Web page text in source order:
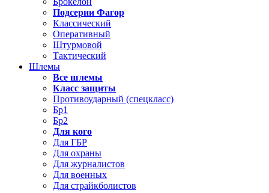
Подсерии Фагор
Классический
Оперативный
Штурмовой
Тактический
Шлемы
Все шлемы
Класс защиты
Противоударный (спецкласс)
Бр1
Бр2
Для кого
Для ГБР
Для охраны
Для журналистов
Для военных
Для страйкболистов